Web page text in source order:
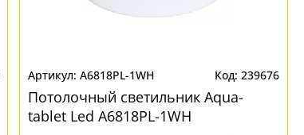
A6818PL-1WH 239676
Потолочный светильник Aqua-
tablet Led A6818PL-1WH